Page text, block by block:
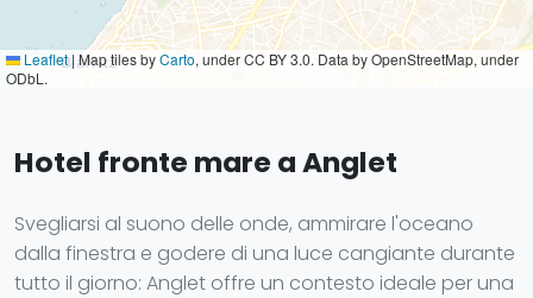
Leaflet |Map tiles byCarto, under CC BY 3.0. Data by OpenStreetMap, under
ODbL.
Hotel fronte mare a Anglet
Svegliarsi al suono delle onde, ammirare l'oceano
dalla finestra e godere di una luce cangiante durante
tutto il giorno: Anglet offre un contesto ideale per una